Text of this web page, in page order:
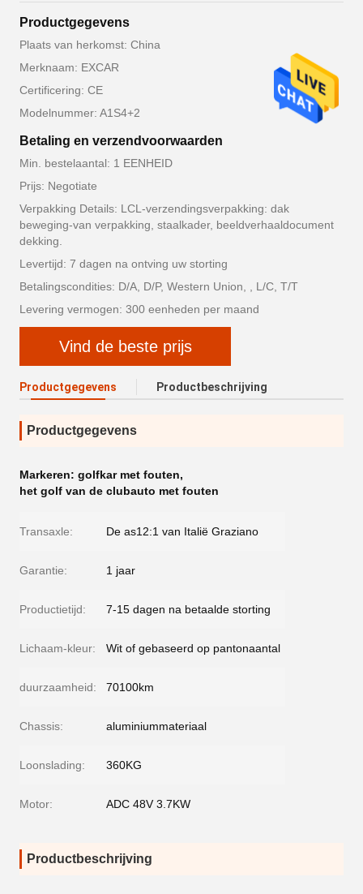
Productgegevens
Plaats van herkomst: China
Merknaam: EXCAR
Certificering: CE
Modelnummer: A1S4+2
Betaling en verzendvoorwaarden
Min. bestelaantal: 1 EENHEID
Prijs: Negotiate
Verpakking Details: LCL-verzendingsverpakking: dak
beweging-van verpakking, staalkader, beeldverhaaldocument
dekking.
Levertijd: 7 dagen na ontving uw storting
Betalingscondities: D/A, D/P, Western Union, , L/C, T/T
Levering vermogen: 300 eenheden per maand
Vind de beste prijs
Productgegevens Productbeschrijving
Productgegevens
Markeren: golfkar met fouten,
het golf van de clubauto met fouten
Transaxle: De as12:1 van Italië Graziano
Garantie: 1 jaar
Productietijd: 7-15 dagen na betaalde storting
Lichaam-kleur: Wit of gebaseerd op pantonaantal
duurzaamheid: 70100km
Chassis: aluminiummateriaal
Loonslading: 360KG
Motor: ADC 48V 3.7KW
Productbeschrijving